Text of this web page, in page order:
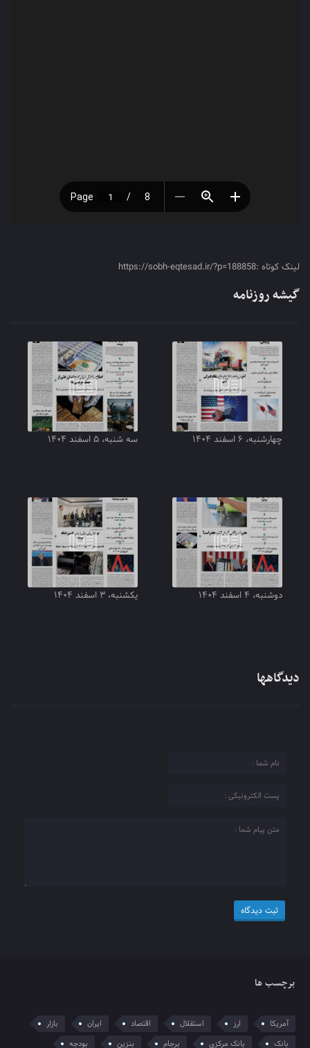
لینک کوتاه :https://sobh-eqtesad.ir/?p=188858
گیشه روزنامه
چهارشنبه، ۶ اسفند ۱۴۰۴ سه شنبه، ۵ اسفند ۱۴۰۴
دوشنبه، ۴ اسفند ۱۴۰۴ یکشنبه، ۳ اسفند ۱۴۰۴
دیدگاهها
برچسب ها
آمریکا ارز استقلال اقتصاد ایران
بازار
بانک
بانک مرکزی برجام بنزین بودجه